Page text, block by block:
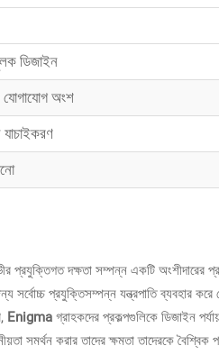
ডিজাইন
যোগাযোগ অংশ
প্রযুক্তিগত দক্ষতা সম্পন্ন একটি অংশীদারের
সর্বোচ্চ প্রযুক্তিসম্পন্ন যন্ত্রপাতি ব্যবহার
Enigma গ্রাহকদের প্রকল্পগুলিকে ডিজাইন
সমর্থন করার তাদের ক্ষমতা তাদেরকে